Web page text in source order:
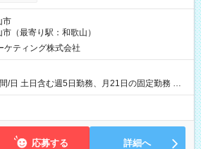
市
（最寄り駅：和歌山）
ケティング株式会社
/日 土日含む週5日勤務、月21日の固定勤務 ※
務、残業ほぼ無し（5h/月）
応募する 詳細へ